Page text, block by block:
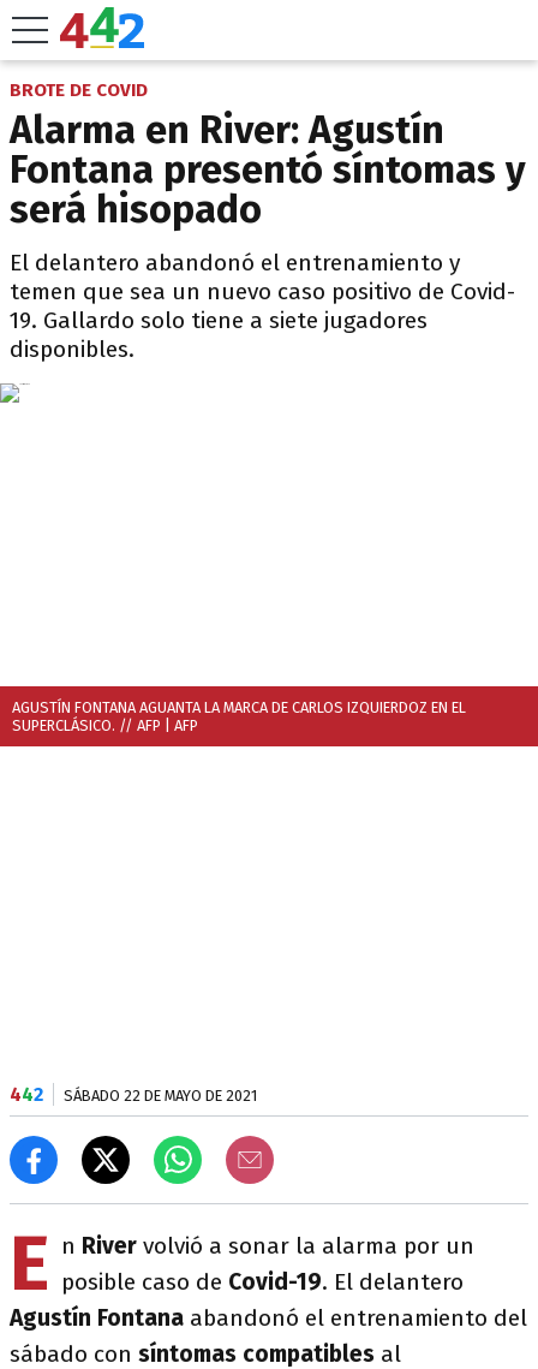
BROTE DE COVID
Alarma en River: Agustín
Fontana presentó síntomas y
será hisopado
El delantero abandonó el entrenamiento y
temen que sea un nuevo caso positivo de Covid-
19. Gallardo solo tiene a siete jugadores
disponibles.
AGUSTÍN FONTANA AGUANTA LA MARCA DE CARLOS IZQUIERDOZ EN EL
SUPERCLÁSICO. // AFP | AFP
442 SÁBADO 22 DE MAYO DE 2021
E n River volvió a sonar la alarma por un
posible caso de Covid-19. El delantero
Agustín Fontana abandonó el entrenamiento del
sábado con síntomas compatibles al